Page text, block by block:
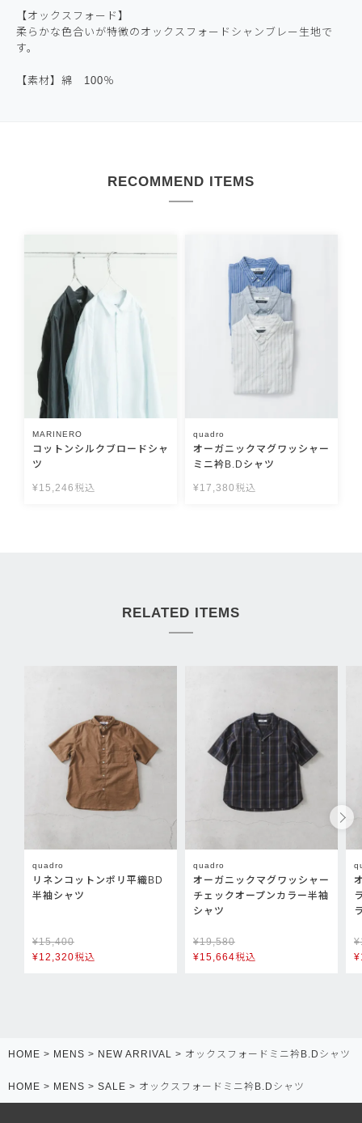
【オックスフォード】
柔らかな色合いが特徴のオックスフォードシャンブレー生地で
す。
【素材】綿 100％
RECOMMEND ITEMS
MARINERO
コットンシルクブロードシャ
ツ
¥15,246 税込
quadro
オーガニックマグワッシャー
ミニ衿B.Dシャツ
¥17,380 税込
RELATED ITEMS
quadro
リネンコットンポリ平織BD
半袖シャツ
¥15,400
¥12,320税込
quadro
オーガニックマグワッシャー
チェックオープンカラー半袖
シャツ
¥19,580
¥15,664税込
¥
¥
HOME MENS NEW ARRIVAL オックスフォードミニ衿B.Dシャツ
HOME MENS SALE オックスフォードミニ衿B.Dシャツ